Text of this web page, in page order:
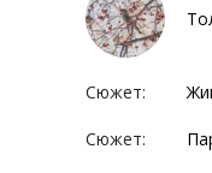
Сюжет:
Сюжет: